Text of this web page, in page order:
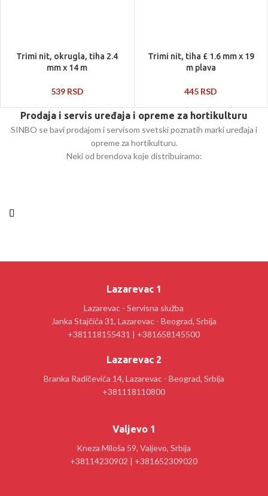
Trimi nit, okrugla, tiha 2.4
mm x 14 m
539 RSD
Trimi nit, tiha £ 1.6 mm x 19
m plava
445 RSD
Prodaja i servis uređaja i opreme za hortikulturu
SINBO se bavi prodajom i servisom svetski poznatih marki uređaja i
opreme za hortikulturu.
Neki od brendova koje distribuiramo:
Lazarevac 1
Lazarevac - Servisna služba
Janka Stajčića 31, Lazarevac - Beograd, Srbija
+381118155431 | +381658145500
Lazarevac 2
Branka Radičevića 14, Lazarevac - Beograd, Srbija
+381118110800
Valjevo 1
Kneza Miloša 59, Valjevo, Srbija
+38114230902 | +381652309020